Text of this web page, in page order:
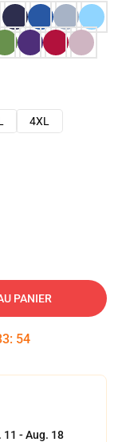
4XL
PANIER
: 54
11 - Aug. 18